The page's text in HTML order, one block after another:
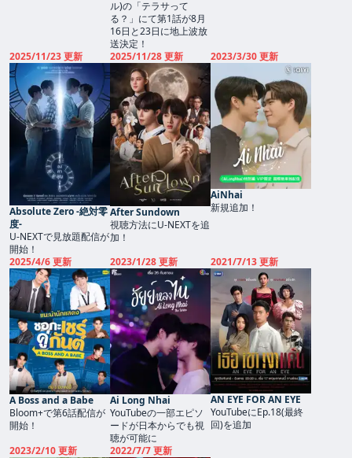
ル)の「テラサって
る？」にて第1話が8月
16日と23日に地上波放
送決定！
2025/11/23 更新
Absolute Zero -絶対零
度-
U-NEXTで見放題配信が
開始！
2025/11/28 更新
After Sundown
視聴方法にU-NEXTを追
加！
2023/3/30 更新
AiNhai
新規追加！
2025/4/6 更新
A Boss and a Babe
Bloom+で第6話配信が
開始！
2023/1/28 更新
Ai Long Nhai
YouTubeの一部エピソ
ードが日本からでも視
聴が可能に
2021/7/13 更新
AN EYE FOR AN EYE
YouTubeにEp.18(最終
回)を追加
2023/2/10 更新
2022/7/7 更新